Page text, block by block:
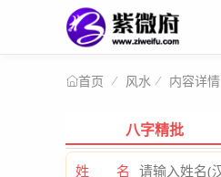
首页 风水 内容详情
八字精批
姓 名